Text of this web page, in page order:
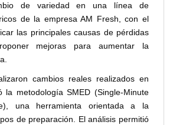
de variedad en una línea de
de la empresa AM Fresh, con el
las principales causas de pérdidas
mejoras para aumentar la
cambios reales realizados en
la metodología SMED (Single-Minute
una herramienta orientada a la
de preparación. El análisis permitió